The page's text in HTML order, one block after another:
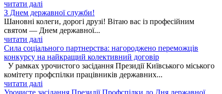
читати далі
З Днем державної служби!
Шановні колеги, дорогі друзі! Вітаю вас із професійним
святом — Днем державної...
читати далі
Сила соціального партнерства: нагороджено переможців
конкурсу на найкращий колективний договір
У рамках урочистого засідання Президії Київського міського
комітету профспілки працівників державних...
читати далі
Урочисте засідання Президії Профспілки до Дня державної